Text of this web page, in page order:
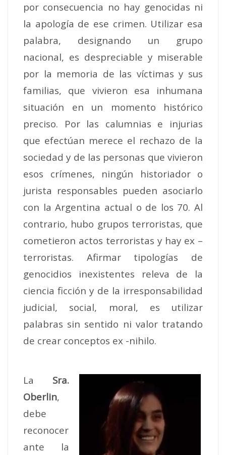
por consecuencia no hay genocidas ni
la apología de ese crimen. Utilizar esa
palabra, designando un grupo
nacional, es despreciable y miserable
por la memoria de las víctimas y sus
familias, que vivieron esa inhumana
situación en un momento histórico
preciso. Por las calumnias e injurias
que efectúan merece el rechazo de la
sociedad y de las personas que vivieron
esos crímenes, ningún historiador o
jurista responsables pueden asociarlo
con la Argentina actual o de los 70. Al
contrario, hubo grupos terroristas, que
cometieron actos terroristas y hay ex –
terroristas. Afirmar tipologías de
genocidios inexistentes releva de la
ciencia ficción y de la irresponsabilidad
judicial, social, moral, es utilizar
palabras sin sentido ni valor tratando
de crear conceptos ex -nihilo.
La Sra.
Oberlin,
debe
reconocer
ante la